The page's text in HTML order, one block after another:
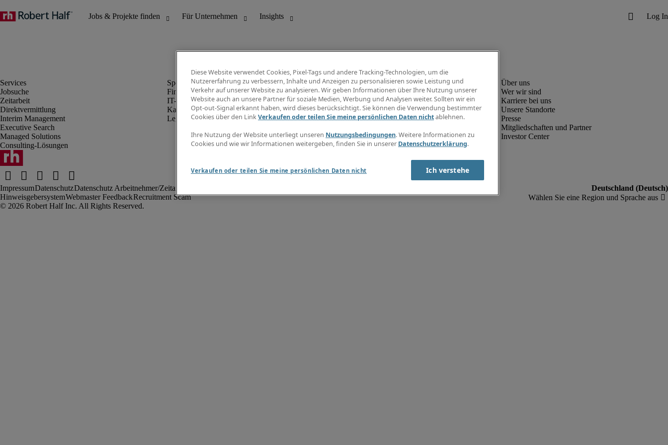
Jobsuche
Zeitarbeit
Direktvermittlung
Interim Management
Executive Search
Managed Solutions
Consulting-Lösungen
Finanz- & Rechnungswesen
IT-Bereich
Kaufmännischer Bereich
Legal
Info Center
Jobübersicht
Gehaltsübersicht
E-Learning
Wer wir sind
Karriere bei uns
Unsere Standorte
Presse
Mitgliedschaften und Partner
Investor Center
ImpressumDatenschutzDatenschutz Arbeitnehmer/Zeitarbeitskräfte
HinweisgebersystemWebmaster FeedbackRecruitment Scam
Diese Website verwendet Cookies, Pixel-Tags und andere Tracking-Technologien, um die
Nutzererfahrung zu verbessern, Inhalte und Anzeigen zu personalisieren sowie Leistung und
Verkehr auf unserer Website zu analysieren. Wir geben Informationen über Ihre Nutzung unserer
Website auch an unsere Partner für soziale Medien, Werbung und Analysen weiter. Sollten wir ein
Opt-out-Signal erkannt haben, wird dieses berücksichtigt. Sie können die Verwendung bestimmter
Cookies über den LinkVerkaufen oder teilen Sie meine persönlichen Daten nichtablehnen.
Ihre Nutzung der Website unterliegt unseren Nutzungsbedingungen. Weitere Informationen zu
Cookies und wie wir Informationen weitergeben, finden Sie in unserer Datenschutzerklärung.
Verkaufen oder teilen Sie meine persönlichen Daten nicht Ich verstehe